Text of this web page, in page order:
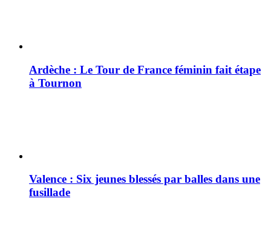
Ardèche : Le Tour de France féminin fait étape
à Tournon
Valence : Six jeunes blessés par balles dans une
fusillade